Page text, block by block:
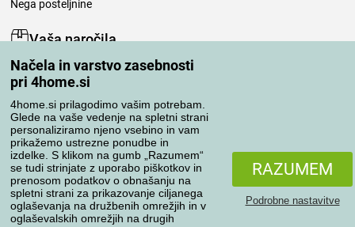
Načela in varstvo zasebnosti
pri 4home.si
4home.si prilagodimo vašim potrebam.
Glede na vaše vedenje na spletni strani
personaliziramo njeno vsebino in vam
prikažemo ustrezne ponudbe in
izdelke. S klikom na gumb „Razumem“
se tudi strinjate z uporabo piškotkov in
prenosom podatkov o obnašanju na
spletni strani za prikazovanje ciljanega
oglaševanja na družbenih omrežjih in v
oglaševalskih omrežjih na drugih
RAZUMEM
Podrobne nastavitve
Nega posteljnine
Vaša naročila
Moj račun
Pregled naročil
Reklamacija
Odstop od kupoprodajne pogodbe
Pravila obdelave ocen
Načini prevoza